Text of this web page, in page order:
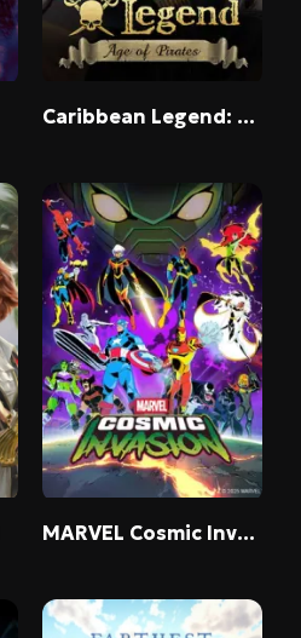
Caribbean Legend: Age of Pirates
MARVEL Cosmic Invasion